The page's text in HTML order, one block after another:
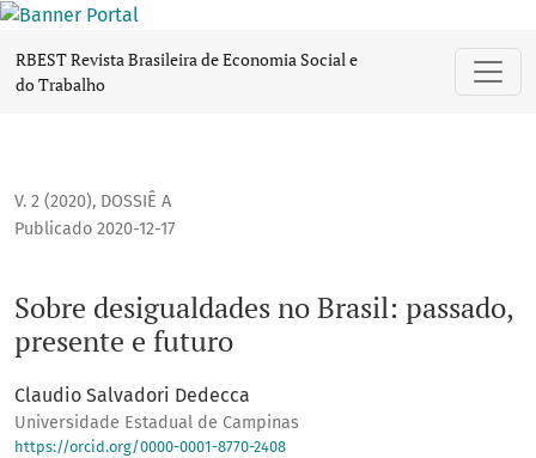
RBEST Revista Brasileira de Economia Social e
do Trabalho
V. 2 (2020), DOSSIÊ A
Sobre desigualdades no Brasil: passado,
presente e futuro
Publicado 2020-12-17
Claudio Salvadori Dedecca
Universidade Estadual de Campinas
https://orcid.org/0000-0001-8770-2408